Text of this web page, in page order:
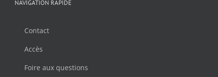
NAVIGATION RAPIDE
Contact
Accès
Foire aux questions